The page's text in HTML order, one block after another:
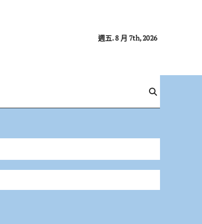
週五. 8 月 7th, 2026